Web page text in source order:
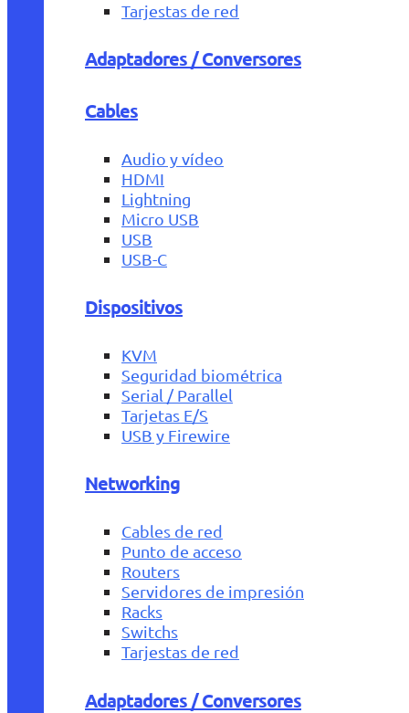
Tarjestas de red
Adaptadores / Conversores
Cables
Audio y vídeo
HDMI
Lightning
Micro USB
USB
USB-C
Dispositivos
KVM
Seguridad biométrica
Serial / Parallel
Tarjetas E/S
USB y Firewire
Networking
Cables de red
Punto de acceso
Routers
Servidores de impresión
Racks
Switchs
Tarjestas de red
Adaptadores / Conversores